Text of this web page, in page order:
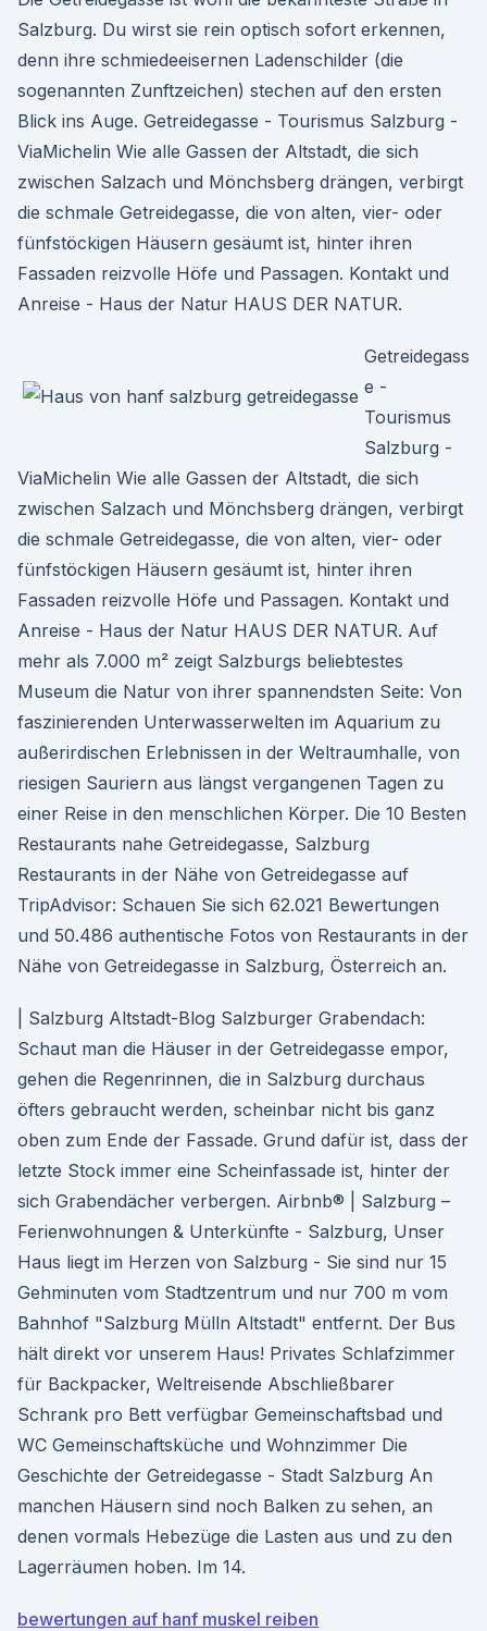
Salzburg. Du wirst sie rein optisch sofort erkennen,
denn ihre schmiedeeisernen Ladenschilder (die
sogenannten Zunftzeichen) stechen auf den ersten
Blick ins Auge. Getreidegasse - Tourismus Salzburg -
ViaMichelin Wie alle Gassen der Altstadt, die sich
zwischen Salzach und Mönchsberg drängen, verbirgt
die schmale Getreidegasse, die von alten, vier- oder
fünfstöckigen Häusern gesäumt ist, hinter ihren
Fassaden reizvolle Höfe und Passagen. Kontakt und
Anreise - Haus der Natur HAUS DER NATUR.
Getreidegass
e -
Tourismus
Salzburg -
ViaMichelin Wie alle Gassen der Altstadt, die sich
zwischen Salzach und Mönchsberg drängen, verbirgt
die schmale Getreidegasse, die von alten, vier- oder
fünfstöckigen Häusern gesäumt ist, hinter ihren
Fassaden reizvolle Höfe und Passagen. Kontakt und
Anreise - Haus der Natur HAUS DER NATUR. Auf
mehr als 7.000 m² zeigt Salzburgs beliebtestes
Museum die Natur von ihrer spannendsten Seite: Von
faszinierenden Unterwasserwelten im Aquarium zu
außerirdischen Erlebnissen in der Weltraumhalle, von
riesigen Sauriern aus längst vergangenen Tagen zu
einer Reise in den menschlichen Körper. Die 10 Besten
Restaurants nahe Getreidegasse, Salzburg
Restaurants in der Nähe von Getreidegasse auf
TripAdvisor: Schauen Sie sich 62.021 Bewertungen
und 50.486 authentische Fotos von Restaurants in der
Nähe von Getreidegasse in Salzburg, Österreich an.
| Salzburg Altstadt-Blog Salzburger Grabendach:
Schaut man die Häuser in der Getreidegasse empor,
gehen die Regenrinnen, die in Salzburg durchaus
öfters gebraucht werden, scheinbar nicht bis ganz
oben zum Ende der Fassade. Grund dafür ist, dass der
letzte Stock immer eine Scheinfassade ist, hinter der
sich Grabendächer verbergen. Airbnb® | Salzburg –
Ferienwohnungen & Unterkünfte - Salzburg, Unser
Haus liegt im Herzen von Salzburg - Sie sind nur 15
Gehminuten vom Stadtzentrum und nur 700 m vom
Bahnhof "Salzburg Mülln Altstadt" entfernt. Der Bus
hält direkt vor unserem Haus! Privates Schlafzimmer
für Backpacker, Weltreisende Abschließbarer
Schrank pro Bett verfügbar Gemeinschaftsbad und
WC Gemeinschaftsküche und Wohnzimmer Die
Geschichte der Getreidegasse - Stadt Salzburg An
manchen Häusern sind noch Balken zu sehen, an
denen vormals Hebezüge die Lasten aus und zu den
Lagerräumen hoben. Im 14.
bewertungen auf hanf muskel reiben